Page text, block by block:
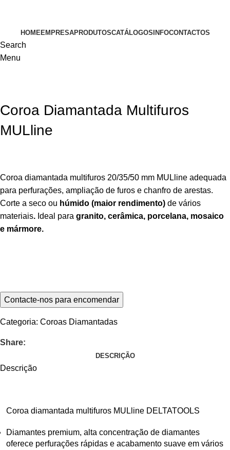
HOMEEMPRESAPRODUTOSCATÁLOGOS INFOCONTACTOS
Search
Menu
Coroa Diamantada Multifuros
MULline
Coroa diamantada multifuros 20/35/50 mm MULline adequada
para perfurações, ampliação de furos e chanfro de arestas.
Corte a seco ou húmido (maior rendimento) de vários
materiais. Ideal para granito, cerâmica, porcelana, mosaico
e mármore.
Categoria: Coroas Diamantadas
Share:
DESCRIÇÃO
Descrição
Coroa diamantada multifuros MULline DELTATOOLS
Diamantes premium, alta concentração de diamantes
oferece perfurações rápidas e acabamento suave em vários